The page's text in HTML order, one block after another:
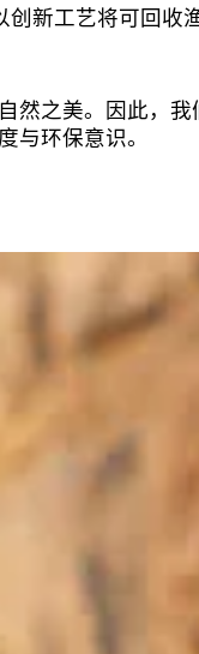
新工艺将可回收
然之美。因此，
环保意识。